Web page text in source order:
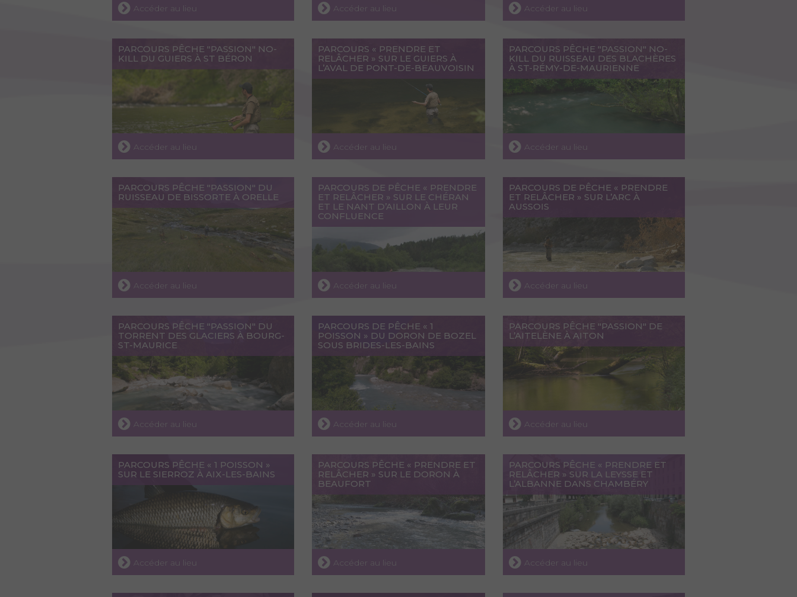
Accéder au lieu Accéder au lieu Accéder au lieu
PARCOURS PÊCHE "PASSION" NO-
KILL DU GUIERS À ST BÉRON
Accéder au lieu
PARCOURS « PRENDRE ET
RELÂCHER » SUR LE GUIERS À
L’AVAL DE PONT-DE-BEAUVOISIN
Accéder au lieu
PARCOURS PÊCHE "PASSION" NO-
KILL DU RUISSEAU DES BLACHÈRES
À ST-RÉMY-DE-MAURIENNE
Accéder au lieu
PARCOURS PÊCHE "PASSION" DU
RUISSEAU DE BISSORTE À ORELLE
Accéder au lieu
PARCOURS DE PÊCHE « PRENDRE
ET RELÂCHER » SUR LE CHÉRAN
ET LE NANT D’AILLON À LEUR
CONFLUENCE
Accéder au lieu
PARCOURS DE PÊCHE « PRENDRE
ET RELÂCHER » SUR L’ARC À
AUSSOIS
Accéder au lieu
PARCOURS PÊCHE "PASSION" DU
TORRENT DES GLACIERS À BOURG-
ST-MAURICE
Accéder au lieu
PARCOURS DE PÊCHE « 1
POISSON » DU DORON DE BOZEL
SOUS BRIDES-LES-BAINS
Accéder au lieu
PARCOURS PÊCHE "PASSION" DE
L’AITELÈNE À AITON
Accéder au lieu
PARCOURS PÊCHE « 1 POISSON »
SUR LE SIERROZ À AIX-LES-BAINS
Accéder au lieu
PARCOURS PÊCHE « PRENDRE ET
RELÂCHER » SUR LE DORON À
BEAUFORT
Accéder au lieu
PARCOURS PÊCHE « PRENDRE ET
RELÂCHER » SUR LA LEYSSE ET
L’ALBANNE DANS CHAMBÉRY
Accéder au lieu